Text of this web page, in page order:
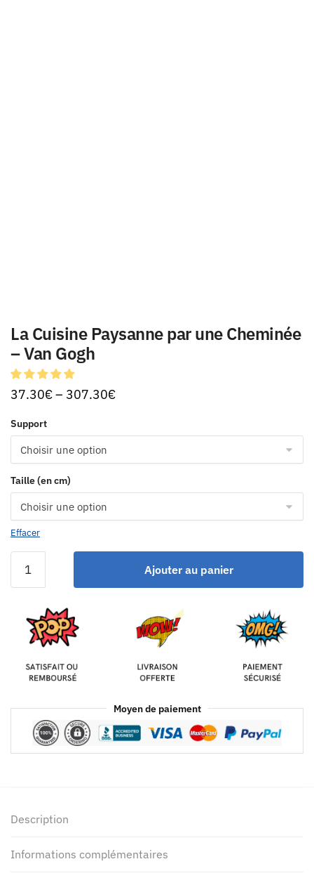
La Cuisine Paysanne par une Cheminée
– Van Gogh
37.30€– 307.30€
Support
Taille (en cm)
Effacer
Ajouter au panier
Moyen de paiement
Description
Informations complémentaires